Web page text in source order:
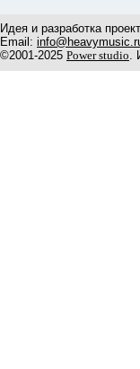
Идея и разработка
Email:
©2001-2025 Power studio.